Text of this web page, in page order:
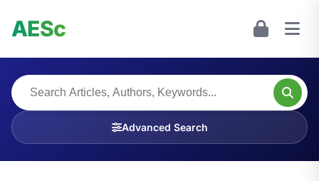
AESc
Advanced Search